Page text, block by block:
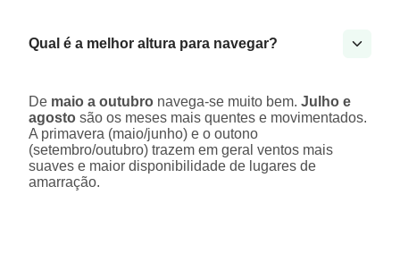
Qual é a melhor altura para navegar?
De maio a outubro navega-se muito bem. Julho e
agosto são os meses mais quentes e movimentados.
A primavera (maio/junho) e o outono
(setembro/outubro) trazem em geral ventos mais
suaves e maior disponibilidade de lugares de
amarração.